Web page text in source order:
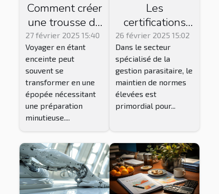
Comment créer
une trousse de
secours idéale
pour les futures
mamans en
voyage
27 février 2025 15:40
Voyager en étant
enceinte peut
souvent se
transformer en une
épopée nécessitant
une préparation
minutieuse....
Les
certifications
essentielles
pour les
entreprises de
gestion
parasitaire
26 février 2025 15:02
Dans le secteur
spécialisé de la
gestion parasitaire, le
maintien de normes
élevées est
primordial pour...